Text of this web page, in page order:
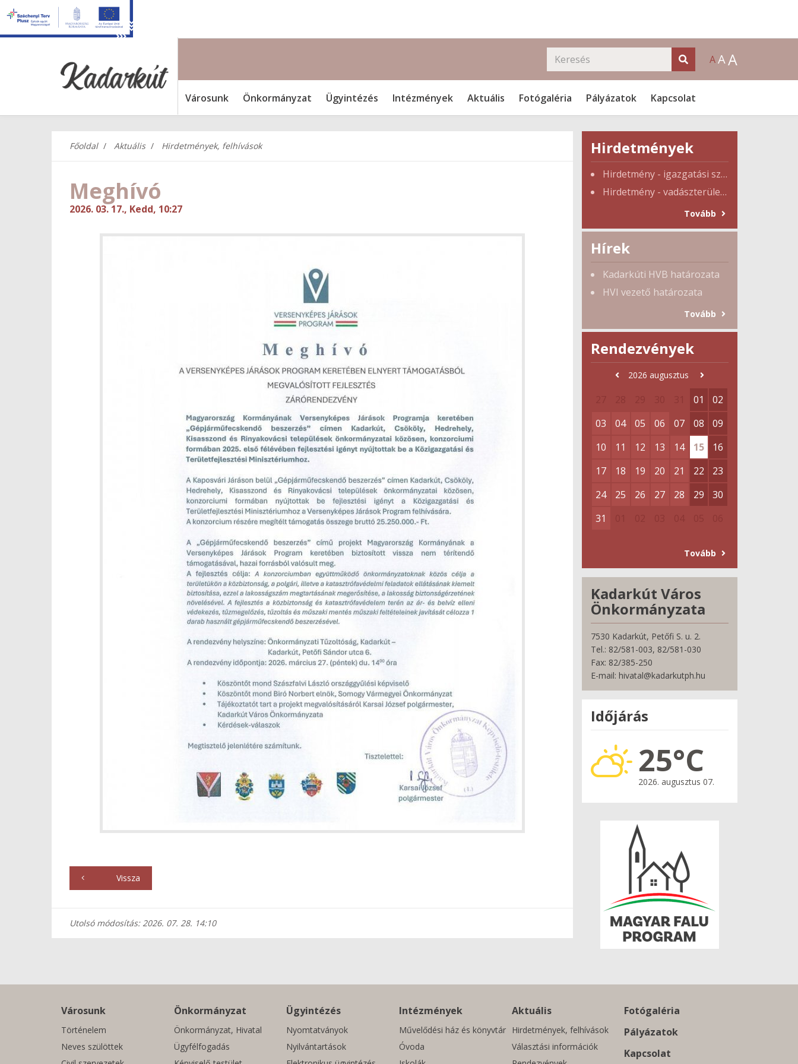
AAA
Városunk Önkormányzat Ügyintézés Intézmények Aktuális Fotógaléria Pályázatok Kapcsolat
Főoldal Aktuális Hirdetmények, felhívások
Meghívó
2026. 03. 17., Kedd, 10:27
Vissza
Utolsó módosítás: 2026. 07. 28. 14:10
Hirdetmények
Hirdetmény - igazgatási szünet
Hirdetmény - vadászterület tulajdonosi gyűlés
Tovább
Hírek
Kadarkúti HVB határozata
HVI vezető határozata
Tovább
Rendezvények
2026 augusztus
01
02
03
04 05 06 07 08
09
10
11 12 13 14 15
16
17
18 19 20 21 22
23
24
25 26 27 28 29
30
31
Tovább
Kadarkút Város
Önkormányzata
7530 Kadarkút, Petőfi S. u. 2.
Tel.: 82/581-003, 82/581-030
Fax: 82/385-250
E-mail: hivatal@kadarkutph.hu
Időjárás
25°C
2026. augusztus 07.
Városunk
Történelem
Neves szülöttek
Önkormányzat
Önkormányzat, Hivatal
Ügyfélfogadás
Ügyintézés
Nyomtatványok
Nyilvántartások
Intézmények
Művelődési ház és könyvtár
Óvoda
Aktuális
Hirdetmények, felhívások
Választási információk
Fotógaléria
Pályázatok
Kapcsolat